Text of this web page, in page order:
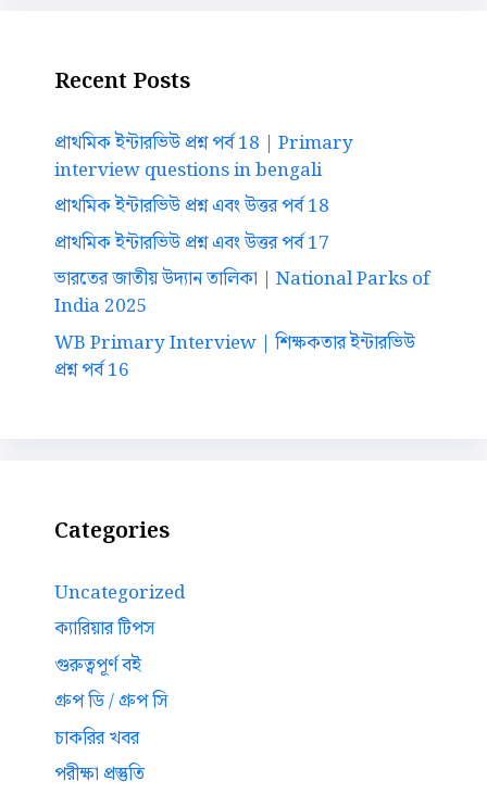
Recent Posts
প্রাথমিক ইন্টারভিউ প্রশ্ন পর্ব 18 | Primary
interview questions in bengali
প্রাথমিক ইন্টারভিউ প্রশ্ন এবং উত্তর পর্ব 18
প্রাথমিক ইন্টারভিউ প্রশ্ন এবং উত্তর পর্ব 17
ভারতের জাতীয় উদ্যান তালিকা | National Parks of
India 2025
WB Primary Interview | শিক্ষকতার ইন্টারভিউ
প্রশ্ন পর্ব 16
Categories
Uncategorized
ক্যারিয়ার টিপস
গুরুত্বপূর্ণ বই
গ্রুপ ডি / গ্রুপ সি
চাকরির খবর
পরীক্ষা প্রস্তুতি